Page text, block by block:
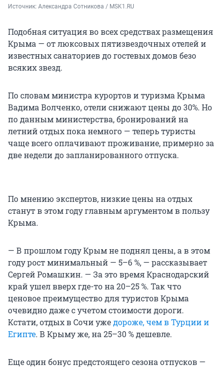
Источник: Александра Сотникова / MSK1.RU
Подобная ситуация во всех средствах размещения
Крыма — от люксовых пятизвездочных отелей и
известных санаториев до гостевых домов безо
всяких звезд.
По словам министра курортов и туризма Крыма
Вадима Волченко, отели снижают цены до 30%. Но
по данным министерства, бронирований на
летний отдых пока немного — теперь туристы
чаще всего оплачивают проживание, примерно за
две недели до запланированного отпуска.
По мнению экспертов, низкие цены на отдых
станут в этом году главным аргументом в пользу
Крыма.
— В прошлом году Крым не поднял цены, а в этом
году рост минимальный — 5–6 %, — рассказывает
Сергей Ромашкин. — За это время Краснодарский
край ушел вверх где-то на 20–25 %. Так что
ценовое преимущество для туристов Крыма
очевидно даже с учетом стоимости дороги.
Кстати, отдых в Сочи ужедороже, чем в Турции и
Египте. В Крыму же, на 25–30 % дешевле.
Еще один бонус предстоящего сезона отпусков —